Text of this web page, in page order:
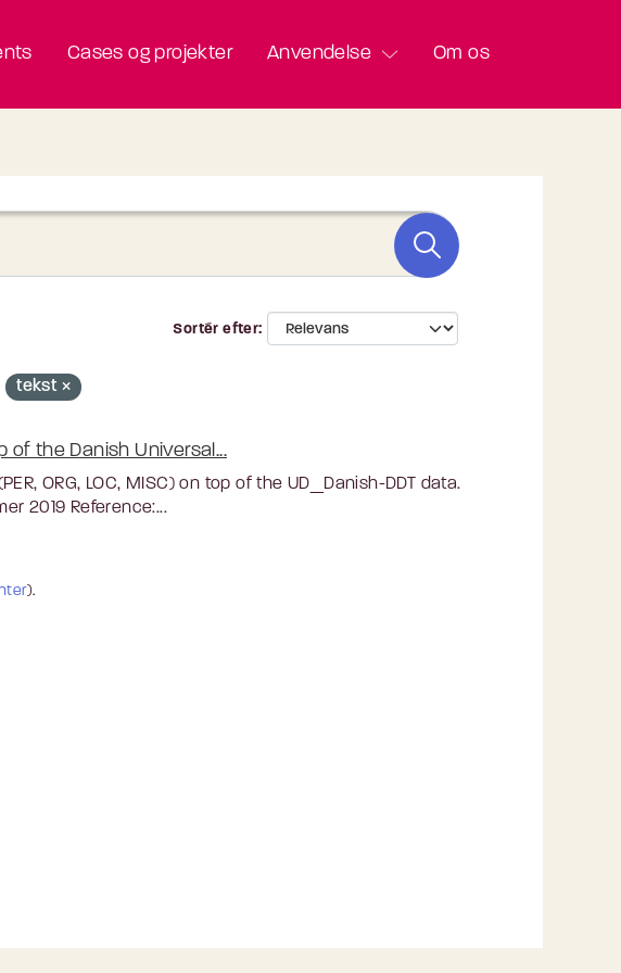
Cases og projekter Anvendelse Om os
Sortér efter
tekst
the Danish Universal...
ORG, LOC, MISC) on top of the UD_Danish-DDT data.
2019 Reference:...
).